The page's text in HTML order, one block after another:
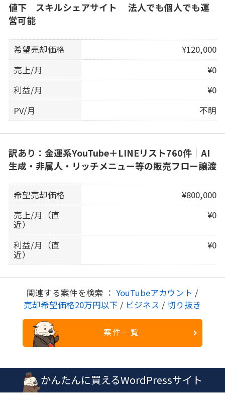
値下 スキルシェアサイト 法人でも個人でも運
営可能
希望売却価格
¥120,000
売上/月
¥0
利益/月
¥0
PV/月
不明
訳あり：金運系YouTube＋LINEリスト760件｜AI
生成・非属人・リッチメニュー等の販売フロー譲渡
希望売却価格
¥800,000
売上/月（直
近）
¥0
利益/月（直
近）
¥0
関連する案件を検索 ： YouTubeアカウント /
売却希望価格20万円以下 / ビジネス / 切り抜き
案件一覧
かんたんに買えるWordPressサイト